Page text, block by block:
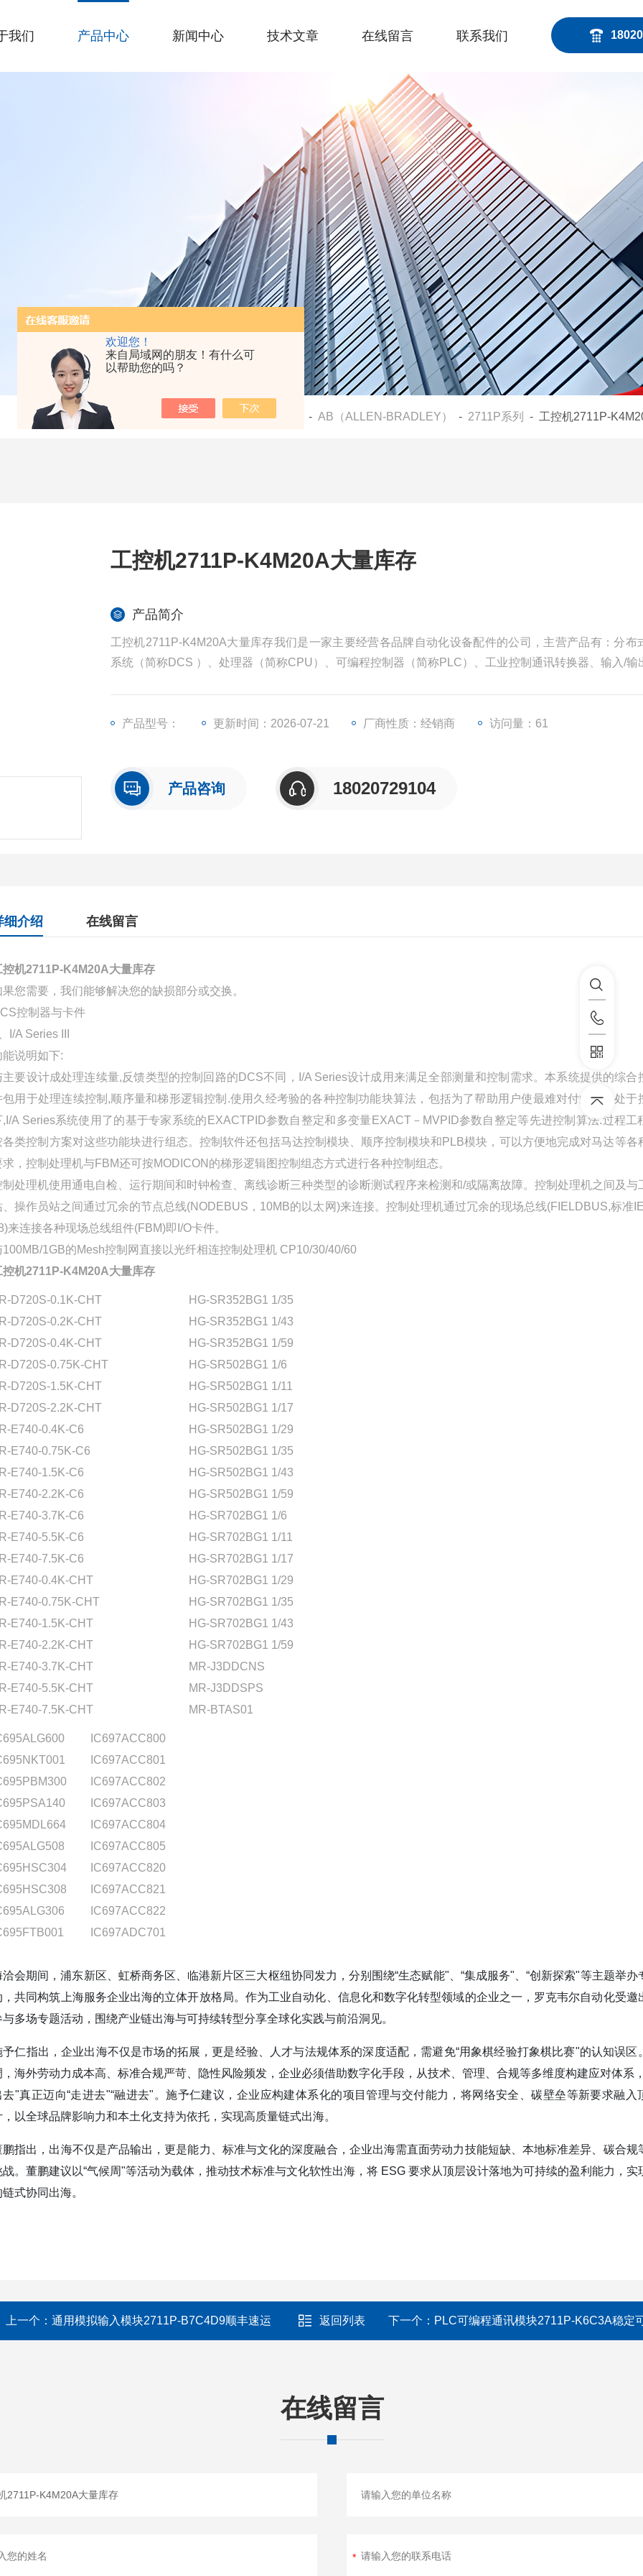
欢迎您！
来自局域网的朋友！有什么可
以帮助您的吗？
我们 产品中心 新闻中心 技术文章 在线留言 联系我们
当前位置： 首页-产品中心 - AB（ALLEN-BRADLEY） - 2711P系列 - 工控机2711P-
工控机2711P-K4M20A大量库存
产品简介
工控机2711P-K4M20A大量库存我们是一家主要经营各品牌自动化设备配件的公司，主营产品有：分布
系统（简称DCS ）、处理器（简称CPU）、可编程控制器（简称PLC）、工业控制通讯转换器、输入/输
产品型号： 更新时间：2026-07-21 厂商性质：经销商 访问量：61
产品咨询 18020729104
细介绍 在线留言
控机2711P-K4M20A大量库存
果您需要，我们能够解决您的缺损部分或交换。
控制器与卡件
I/A Series III
能说明如下:
主要设计成处理连续量,反馈类型的控制回路的DCS不同，I/A Series设计成用来满足全部测量和控制需求。本系统提供的综合
包用于处理连续控制,顺序量和梯形逻辑控制.使用久经考验的各种控制功能块算法，包括为了帮助用户使最难对付的回路处于
,I/A Series系统使用了的基于专家系统的EXACTPID参数自整定和多变量EXACT－MVPID参数自整定等先进控制算法.过程工
各类控制方案对这些功能块进行组态。控制软件还包括马达控制模块、顺序控制模块和PLB模块，可以方便地完成对马达等各
求，控制处理机与FBM还可按MODICON的梯形逻辑图控制组态方式进行各种控制组态。
制处理机使用通电自检、运行期间和时钟检查、离线诊断三种类型的诊断测试程序来检测和/或隔离故障。控制处理机之间及与
、操作员站之间通过冗余的节点总线(NODEBUS，10MB的以太网)来连接。控制处理机通过冗余的现场总线(FIELDBUS,标准
来连接各种现场总线组件(FBM)即I/O卡件。
100MB/1GB的Mesh控制网直接以光纤相连控制处理机 CP10/30/40/60
控机2711P-K4M20A大量库存
D720S-0.1K-CHT
HG-SR352BG1 1/35
D720S-0.2K-CHT
HG-SR352BG1 1/43
D720S-0.4K-CHT
HG-SR352BG1 1/59
D720S-0.75K-CHT
HG-SR502BG1 1/6
D720S-1.5K-CHT
HG-SR502BG1 1/11
D720S-2.2K-CHT
HG-SR502BG1 1/17
E740-0.4K-C6
HG-SR502BG1 1/29
E740-0.75K-C6
HG-SR502BG1 1/35
E740-1.5K-C6
HG-SR502BG1 1/43
E740-2.2K-C6
HG-SR502BG1 1/59
E740-3.7K-C6
HG-SR702BG1 1/6
E740-5.5K-C6
HG-SR702BG1 1/11
E740-7.5K-C6
HG-SR702BG1 1/17
E740-0.4K-CHT
HG-SR702BG1 1/29
E740-0.75K-CHT
HG-SR702BG1 1/35
E740-1.5K-CHT
HG-SR702BG1 1/43
E740-2.2K-CHT
HG-SR702BG1 1/59
E740-3.7K-CHT
MR-J3DDCNS
E740-5.5K-CHT
MR-J3DDSPS
E740-7.5K-CHT
MR-BTAS01
IC697ACC800
IC697ACC801
IC697ACC802
IC697ACC803
IC697ACC804
IC697ACC805
IC697ACC820
IC697ACC821
IC697ACC822
IC697ADC701
洽会期间，浦东新区、虹桥商务区、临港新片区三大枢纽协同发力，分别围绕“生态赋能"、“集成服务"、“创新探索"等主题举办
，共同构筑上海服务企业出海的立体开放格局。作为工业自动化、信息化和数字化转型领域的企业之一，罗克韦尔自动化受邀
与多场专题活动，围绕产业链出海与可持续转型分享全球化实践与前沿洞见。
予仁指出，企业出海不仅是市场的拓展，更是经验、人才与法规体系的深度适配，需避免“用象棋经验打象棋比赛"的认知误区
，海外劳动力成本高、标准合规严苛、隐性风险频发，企业必须借助数字化手段，从技术、管理、合规等多维度构建应对体系
去"真正迈向“走进去"“融进去"。施予仁建议，企业应构建体系化的项目管理与交付能力，将网络安全、碳壁垒等新要求融入
，以全球品牌影响力和本土化支持为依托，实现高质量链式出海。
鹏指出，出海不仅是产品输出，更是能力、标准与文化的深度融合，企业出海需直面劳动力技能短缺、本地标准差异、碳合规
战。董鹏建议以“气候周"等活动为载体，推动技术标准与文化软性出海，将 ESG 要求从顶层设计落地为可持续的盈利能力，实
链式协同出海。
上一个： 通用模拟输入模块2711P-B7C4D9顺丰速运 返回列表 下一个： PLC可编程通讯模块2711P-K6C3A稳定
在线留言